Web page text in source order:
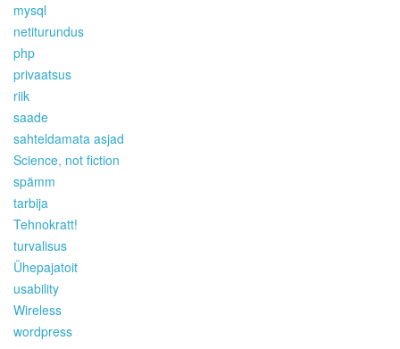
mysql
netiturundus
php
privaatsus
riik
saade
sahteldamata asjad
Science, not fiction
spämm
tarbija
Tehnokratt!
turvalisus
Ühepajatoit
usability
Wireless
wordpress